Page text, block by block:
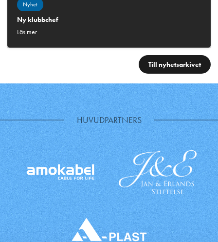
Nyhet
Ny klubbchef
Läs mer
Till nyhetsarkivet
HUVUDPARTNERS